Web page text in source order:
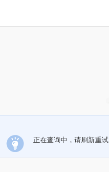
正在查询中，请刷新重试